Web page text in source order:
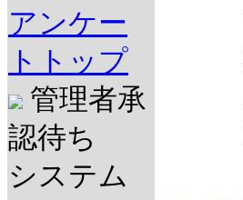
アンケー
トトップ
管理者承
認待ち
システム